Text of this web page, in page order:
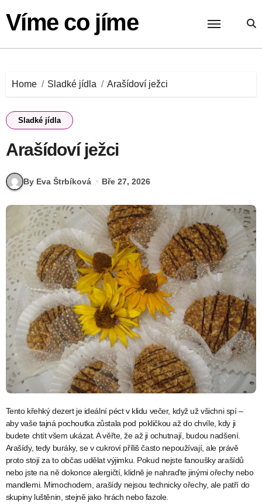
to
content
Víme co jíme
Home Sladké jídla Arašídoví ježci
Sladké jídla
Arašídoví ježci
By Eva Štrbíková Bře 27, 2026
Tento křehký dezert je ideální péct v klidu večer, když už všichni spí –
aby vaše tajná pochoutka zůstala pod pokličkou až do chvíle, kdy ji
budete chtít všem ukázat. A věřte, že až ji ochutnají, budou nadšení.
Arašídy, tedy buráky, se v cukroví příliš často nepoužívají, ale právě
proto stojí za to občas udělat výjimku. Pokud nejste fanoušky arašídů
nebo jste na ně dokonce alergičtí, klidně je nahraďte jinými ořechy nebo
mandlemi. Mimochodem, arašídy nejsou technicky ořechy, ale patří do
skupiny luštěnin, stejně jako hrách nebo fazole.